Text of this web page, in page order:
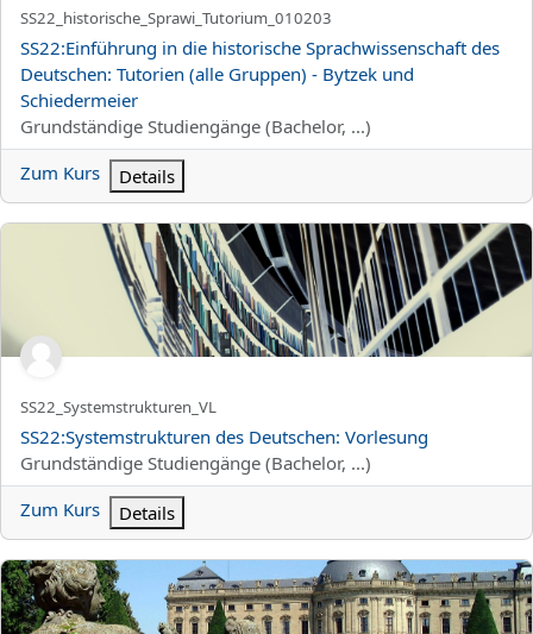
Kurzer Kursname
SS22_historische_Sprawi_Tutorium_010203
Kursname
SS22:Einführung in die historische Sprachwissenschaft des
Deutschen: Tutorien (alle Gruppen) - Bytzek und
Schiedermeier
Kursbereich
Grundständige Studiengänge (Bachelor, ...)
Zum Kurs
Details
SS22:Systemstrukturen des Deutschen: Vorlesung
Kurzer Kursname
SS22_Systemstrukturen_VL
Kursname
SS22:Systemstrukturen des Deutschen: Vorlesung
Kursbereich
Grundständige Studiengänge (Bachelor, ...)
Zum Kurs
Details
SS22:Geschichte der Philosophie I